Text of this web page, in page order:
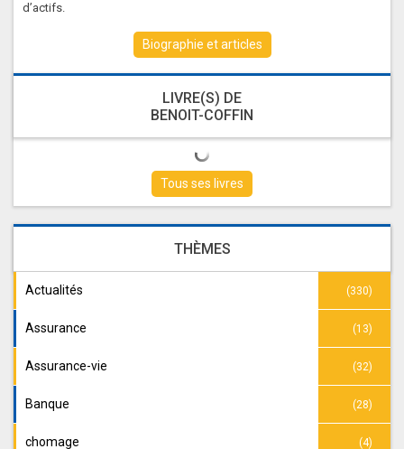
d’actifs.
Biographie et articles
LIVRE(S) DE
BENOIT-COFFIN
Tous ses livres
THÈMES
Actualités (330)
Assurance (13)
Assurance-vie (32)
Banque (28)
chomage (4)